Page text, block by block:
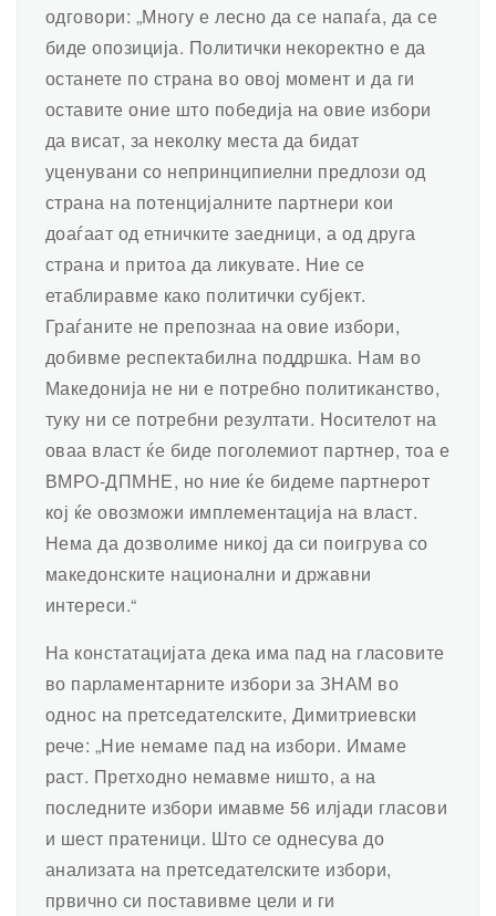
одговори: „Многу е лесно да се напаѓа, да се
биде опозиција. Политички некоректно е да
останете по страна во овој момент и да ги
оставите оние што победија на овие избори
да висат, за неколку места да бидат
уценувани со непринципиелни предлози од
страна на потенцијалните партнери кои
доаѓаат од етничките заедници, а од друга
страна и притоа да ликувате. Ние се
етаблиравме како политички субјект.
Граѓаните не препознаа на овие избори,
добивме респектабилна поддршка. Нам во
Македонија не ни е потребно политиканство,
туку ни се потребни резултати. Носителот на
оваа власт ќе биде поголемиот партнер, тоа е
ВМРО-ДПМНЕ, но ние ќе бидеме партнерот
кој ќе овозможи имплементација на власт.
Нема да дозволиме никој да си поигрува со
македонските национални и државни
интереси.“
На констатацијата дека има пад на гласовите
во парламентарните избори за ЗНАМ во
однос на претседателските, Димитриевски
рече: „Ние немаме пад на избори. Имаме
раст. Претходно немавме ништо, а на
последните избори имавме 56 илјади гласови
и шест пратеници. Што се однесува до
анализата на претседателските избори,
првично си поставивме цели и ги